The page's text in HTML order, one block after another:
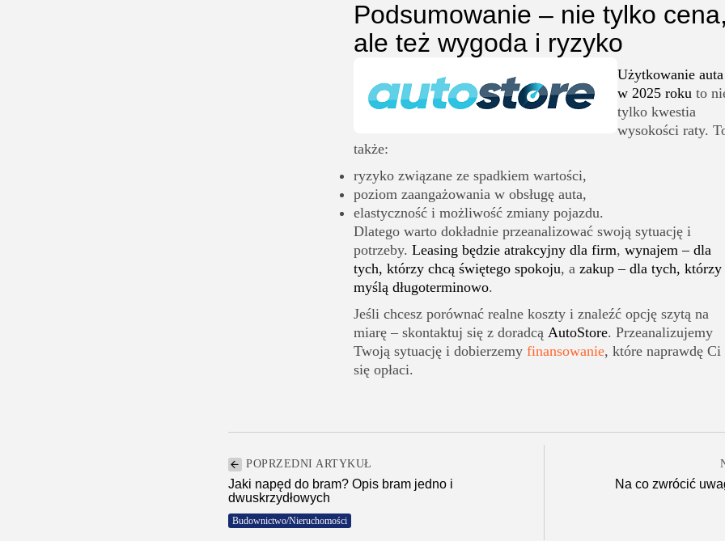
Podsumowanie – nie tylko
ale też wygoda i ryzyko
Użytkowanie auta
w 2025 roku to
tylko kwestia
wysokości raty.
także:
ryzyko związane ze spadkiem wartości,
poziom zaangażowania w obsługę auta,
elastyczność i możliwość zmiany pojazdu.
Dlatego warto dokładnie przeanalizować swoją sytuację i
potrzeby. Leasing będzie atrakcyjny dla firm, wynajem – dla
tych, którzy chcą świętego spokoju, a zakup – dla tych, którzy
myślą długoterminowo.
Jeśli chcesz porównać realne koszty i znaleźć opcję szytą na
miarę – skontaktuj się z doradcą AutoStore. Przeanalizujemy
Twoją sytuację i dobierzemy finansowanie, które naprawdę Ci
się opłaci.
POPRZEDNI ARTYKUŁ
Jaki napęd do bram? Opis bram jedno i
dwuskrzydłowych
Budownictwo/Nieruchomości
Na co zwrócić